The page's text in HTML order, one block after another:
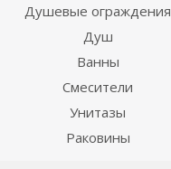
Душевые ограждения
Душ
Ванны
Смесители
Унитазы
Раковины